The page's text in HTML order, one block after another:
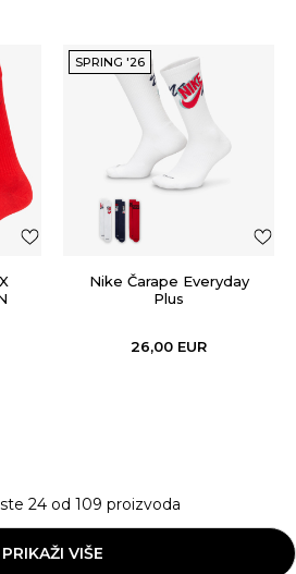
SPRING '26
Nike Čarape Everyday
Plus
26,00 EUR
24od 109 proizvoda
PRIKAŽI VIŠE